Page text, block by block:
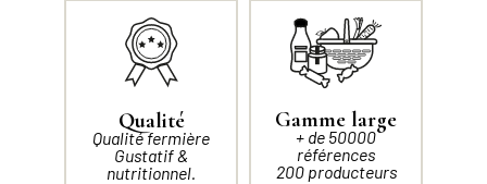
Qualité
Qualité fermière
Gustatif &
nutritionnel.
Gamme large
+ de 50000
références
200 producteurs